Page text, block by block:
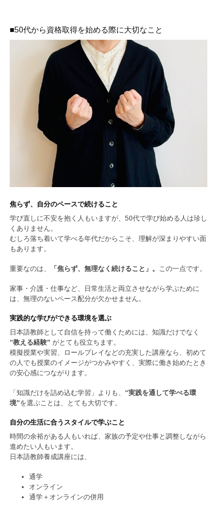
■50代から資格取得を始める際に大切なこと
焦らず、自分のペースで続けること
学び直しに不安を抱く人もいますが、50代で学び始める人は珍し
くありません。
むしろ落ち着いて学べる年代だからこそ、理解が深まりやすい面
もあります。
重要なのは、 「焦らず、無理なく続けること」。 この一点です。
家事・介護・仕事など、日常生活と両立させながら学ぶために
は、無理のないペース配分が欠かせません。
実践的な学びができる環境を選ぶ
日本語教師として自信を持って働くためには、知識だけでなく
“教える経験” がとても役立ちます。
模擬授業や実習、ロールプレイなどの充実した講座なら、初めて
の人でも授業のイメージがつかみやすく、実際に働き始めたとき
の安心感につながります。
「知識だけを詰め込む学習」よりも、 “実践を通して学べる環
境”を選ぶことは、とても大切です。
自分の生活に合うスタイルで学ぶこと
時間の余裕がある人もいれば、家族の予定や仕事と調整しながら
進めたい人もいます。
日本語教師養成講座には、
通学
オンライン
通学＋オンラインの併用